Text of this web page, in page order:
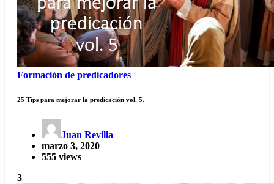
Formación de predicadores
25 Tips para mejorar la predicación vol. 5.
Juan Revilla
marzo 3, 2020
555 views
3